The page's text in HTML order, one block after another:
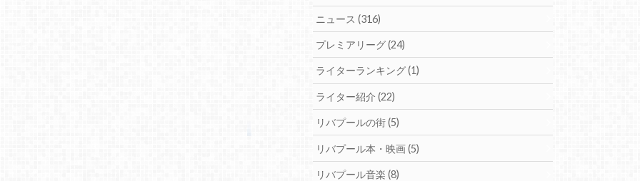
ニュース(316)
プレミアリーグ(24)
ライターランキング(1)
ライター紹介(22)
リバプールの街(5)
リバプール本・映画(5)
リバプール音楽(8)